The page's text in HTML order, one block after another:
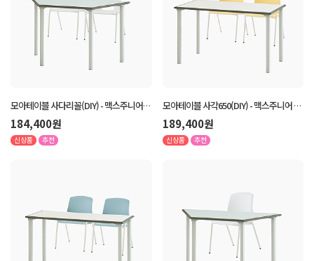
모아테이블 사다리꼴(DIY) - 맥스주니어 2
인 세트
184,400원
신상품 추천
모아테이블 사각650(DIY) - 맥스주니어 2
인 세트
189,400원
신상품 추천